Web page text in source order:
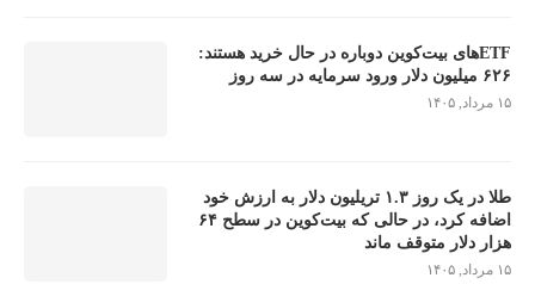
ETFهای بیت‌کوین دوباره در حال خرید هستند:
۶۲۶ میلیون دلار ورود سرمایه در سه روز
۱۵ مرداد, ۱۴۰۵
طلا در یک روز ۱.۳ تریلیون دلار به ارزش خود
اضافه کرد، در حالی که بیت‌کوین در سطح ۶۴
هزار دلار متوقف ماند
۱۵ مرداد, ۱۴۰۵